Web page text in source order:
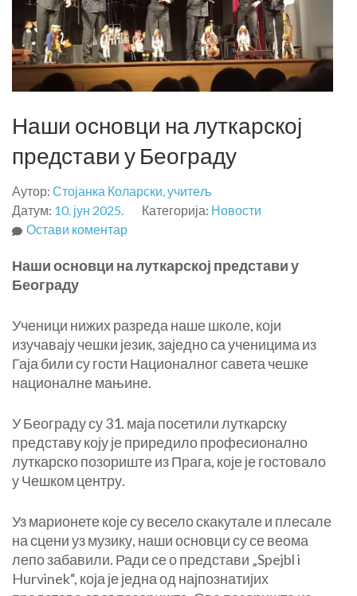
Наши основци на луткарској
представи у Београду
Аутор: Стојанка Коларски, учитељ
Датум: 10. јун 2025. Категорија: Новости
Остави коментарна
основци
представи
у
Београду
Наши основци на луткарској представи у
Београду
Ученици нижих разреда наше школе, који
изучавају чешки језик, заједно са ученицима из
Гаја били су гости Националног савета чешке
националне мањине.
У Београду су 31. маја посетили луткарску
представу коју је приредило професионално
луткарско позориште из Прага, које је гостовало
у Чешком центру.
Уз марионете које су весело скакутале и плесале
на сцени уз музику, наши основци су се веома
лепо забавили. Ради се о представи „Spejbl i
Hurvinek“, која је једна од најпознатијих